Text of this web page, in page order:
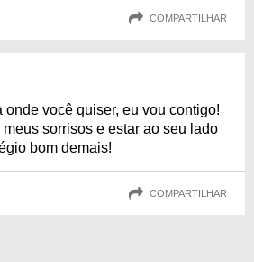
COMPARTILHAR
onde você quiser, eu vou contigo!
sorrisos e estar ao seu lado
bom demais!
COMPARTILHAR